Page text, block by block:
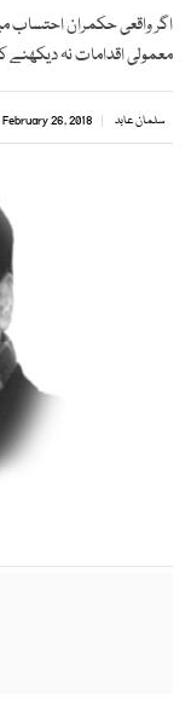
اگر واقعی حکمران احتساب
معمولی اقدامات نہ دیکھنے
سلمان عابد February 26, 2018